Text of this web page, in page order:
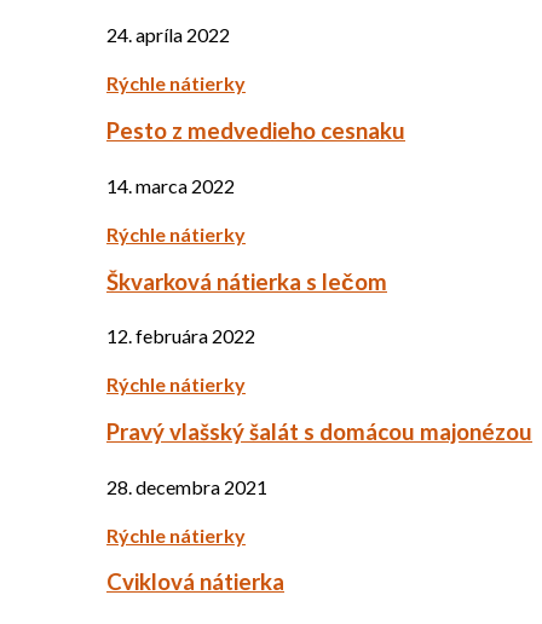
24. apríla 2022
Rýchle nátierky
Pesto z medvedieho cesnaku
14. marca 2022
Rýchle nátierky
Škvarková nátierka s lečom
12. februára 2022
Rýchle nátierky
Pravý vlašský šalát s domácou majonézou
28. decembra 2021
Rýchle nátierky
Cviklová nátierka